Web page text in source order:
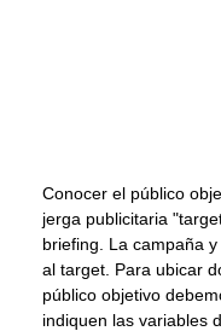
Conocer el público
jerga publicitaria
briefing. La campaña
al target. Para ubicar
público objetivo
indiquen las variables